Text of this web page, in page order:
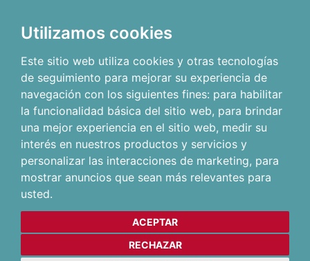
Utilizamos cookies
Este sitio web utiliza cookies y otras tecnologías
de seguimiento para mejorar su experiencia de
navegación con los siguientes fines: para habilitar
la funcionalidad básica del sitio web, para brindar
una mejor experiencia en el sitio web, medir su
interés en nuestros productos y servicios y
personalizar las interacciones de marketing, para
mostrar anuncios que sean más relevantes para
usted.
ACEPTAR
RECHAZAR